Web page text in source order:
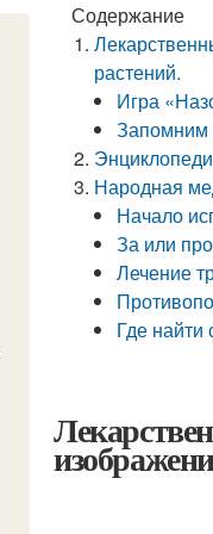
Содержание
растений.
Игра
Запомним
Народная
Начало
За или
Лечение
Где